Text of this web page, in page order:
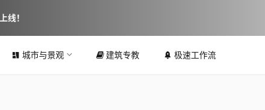
城市与景观 建筑专教 极速工作流
线！